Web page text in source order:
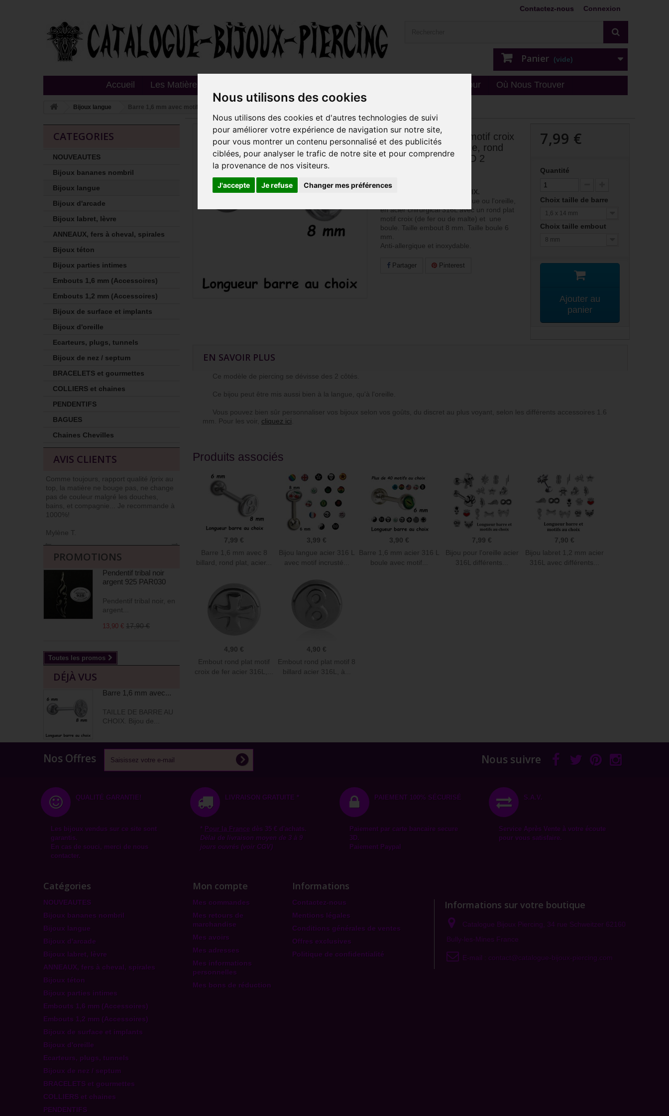
Nous utilisons des cookies
Nous utilisons des cookies et d'autres technologies de suivi
pour améliorer votre expérience de navigation sur notre site,
pour vous montrer un contenu personnalisé et des publicités
ciblées, pour analyser le trafic de notre site et pour comprendre
la provenance de nos visiteurs.
J'accepte Je refuse Changer mes préférences
Connexion
Contactez-nous
Panier (vide)
Accueil Les Matières Livraison - retour Où Nous Trouver
Bijoux langue Barre 1,6 mm avec motif croix de fer / croix de malte, rond plat, acier 316L BLSD 2
CATEGORIES
NOUVEAUTES
Bijoux bananes nombril
Bijoux langue
Bijoux d'arcade
Bijoux labret, lèvre
ANNEAUX, fers à cheval, spirales
Bijoux téton
Bijoux parties intimes
Embouts 1,6 mm (Accessoires)
Embouts 1,2 mm (Accessoires)
Bijoux de surface et implants
Bijoux d'oreille
Ecarteurs, plugs, tunnels
Bijoux de nez / septum
BRACELETS et gourmettes
COLLIERS et chaines
PENDENTIFS
BAGUES
Chaines Chevilles
AVIS CLIENTS
Comme toujours, rapport qualité /prix au
top, la matière ne bouge pas, ne change
pas de couleur malgré les douches,
bains, et compagnie... Je recommande à
1000%!
Mylène T.
J’ai l’habitude de commander sur ce site
car niveau qualité prix c’est au top !
Commander et reçu rapidement articles
livrés soigneusement et avec gentillesse
Agnès M
Juste superbe. Piercing de cartilage du
plus bel effet et franchement je le laisse
la journée et la nuit, il est vraiment
parfait.
Christel D
Anneau parfait : C'est exactement ce que
je cherchais pour mes lobes. Simple et
efficace. Hyper pratique et facile à mettre
et à enlever!
Delphine L
Bijoux hélix Magnifique,
Merci beaucoup !
→
←
PROMOTIONS
Pendentif tribal noir
argent 925 PAR030
Pendentif tribal noir, en
argent...
13,90 € 17,90 €
Toutes les promos
DÉJÀ VUS
Barre 1,6 mm avec...
TAILLE DE BARRE AU
CHOIX. Bijou de...
Barre 1,6 mm avec motif croix
de fer / croix de malte, rond
plat, acier 316L BLSD 2
TAILLE DE BARRE AU CHOIX.
Bijou de piercing pour la langue ou l'oreille,
en acier chirurgical 316L avec un rond plat
motif croix (de fer ou de malte) et une
boule. Taille embout 8 mm. Taille boule 6
mm.
Anti-allergique et inoxydable.
Partager Pinterest
7,99 €
Quantité
Choix taille de barre
1,6 x 14 mm
Choix taille embout
8 mm
Ajouter au
panier
EN SAVOIR PLUS
Ce modèle de piercing se dévisse des 2 côtés.
Ce bijou peut être mis aussi bien à la langue, qu'à l'oreille.
Vous pouvez bien sûr personnaliser vos bijoux selon vos goûts, du discret au plus voyant, selon les différents accessoires 1.6
mm. Pour les voir, cliquez ici
Produits associés
7,99 €
Barre 1,6 mm avec 8
billard, rond plat, acier...
3,99 €
Bijou langue acier 316 L
avec motif incrusté...
3,90 €
Barre 1,6 mm acier 316 L
boule avec motif...
7,99 €
Bijou pour l'oreille acier
316L différents...
7,90 €
Bijou labret 1,2 mm acier
316L avec différents...
4,90 €
Embout rond plat motif
croix de fer acier 316L,...
4,90 €
Embout rond plat motif 8
billard acier 316L, à...
Nos Offres Nous suivre
QUALITÉ GARANTIE!
Les bijoux vendus sur ce site sont
garantis.
En cas de souci, merci de nous
contacter.
LIVRAISON GRATUITE *
* Pour la France dès 35 € d'achats.
Délai de livraison moyen de 3 à 9
jours ouvrés (voir CGV)
PAIEMENT 100% SÉCURISÉ
Paiement par carte bancaire secure
3D.
Paiement Paypal
S.A.V.
Service Après Vente à votre écoute
pour vous satisfaire.
Catégories
NOUVEAUTES
Bijoux bananes nombril
Bijoux langue
Bijoux d'arcade
Bijoux labret, lèvre
ANNEAUX, fers à cheval, spirales
Bijoux téton
Bijoux parties intimes
Embouts 1,6 mm (Accessoires)
Embouts 1,2 mm (Accessoires)
Bijoux de surface et implants
Bijoux d'oreille
Ecarteurs, plugs, tunnels
Bijoux de nez / septum
BRACELETS et gourmettes
COLLIERS et chaines
PENDENTIFS
Mon compte
Mes commandes
Mes retours de
marchandise
Mes avoirs
Mes adresses
Mes informations
personnelles
Mes bons de réduction
Informations
Contactez-nous
Mentions légales
Conditions générales de ventes
Offres exclusives
Politique de confidentialité
Informations sur votre boutique
Catalogue Bijoux Piercing, 34 rue Schweitzer 62160
Bully-les-Mines France
E-mail : contact@catalogue-bijoux-piercing.com